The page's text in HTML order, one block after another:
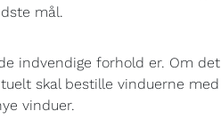
mål.
indvendige forhold er. Om det
skal bestille vinduerne med
vinduer.